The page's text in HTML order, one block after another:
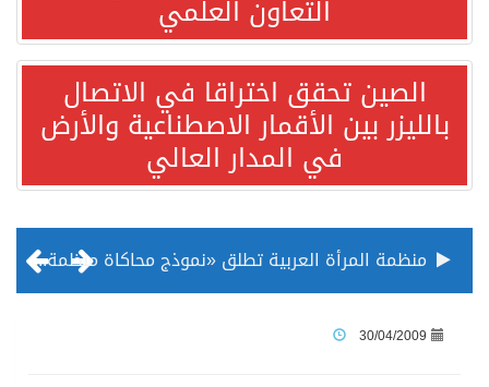
التعاون العلمي
الصين تحقق اختراقا في الاتصال
بالليزر بين الأقمار الاصطناعية والأرض
في المدار العالي
منظمة المرأة العربية تطلق «نموذج محاكاة منظمة المرأة العربية للشباب» بمشاركة 10 دول عربية..غدًا
30/04/2009